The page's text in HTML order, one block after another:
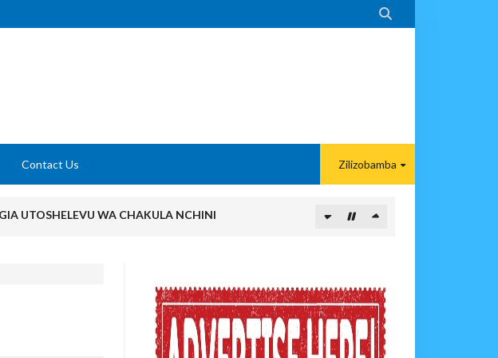

Contact Us Zilizobamba
UTOSHELEVU WA CHAKULA NCHINI
Nje, Mpaka Dawa Ya Mvuto Na Mahaba Iliporudisha Heshima
Mpaka Nilipovunja Mtego Wa Chuma Ulete